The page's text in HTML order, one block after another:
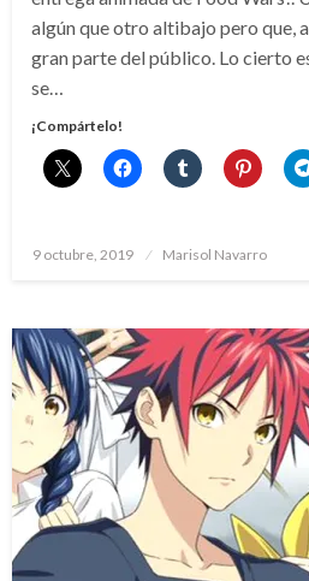
algún que otro altibajo pero que,
gran parte del público. Lo cierto
se…
¡Compártelo!
Publicado
9 octubre, 2019 Marisol Navarro